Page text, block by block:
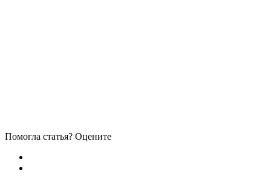
Помогла статья? Оцените